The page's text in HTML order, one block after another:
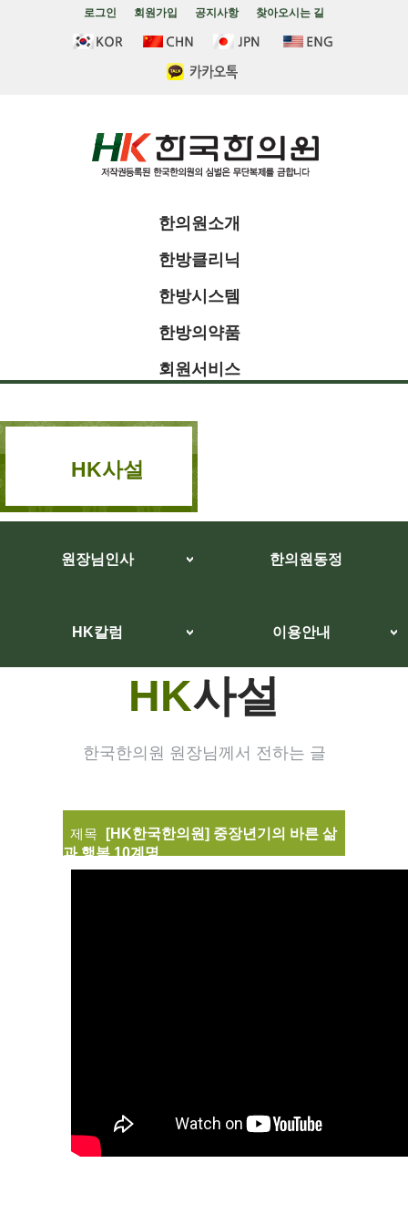
로그인 회원가입 공지사항 찾아오시는 길
한의원소개
한방클리닉
한방시스템
한방의약품
회원서비스
HK사설
원장님인사 한의원동정
HK칼럼 이용안내
HK사설
한국한의원 원장님께서 전하는 글
제목
[HK한국한의원] 중장년기의 바른 삶
과 행복 10계명